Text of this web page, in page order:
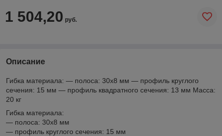
1 504,20 руб.
Описание
Гибка материала: — полоса: 30x8 мм — профиль круглого
сечения: 15 мм — профиль квадратного сечения: 13 мм Масса:
20 кг
Гибка материала:
— полоса: 30x8 мм
— профиль круглого сечения: 15 мм